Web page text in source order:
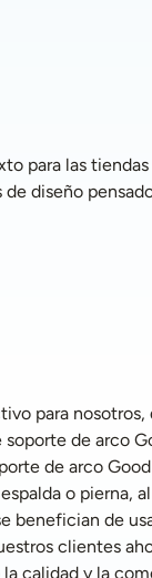
diseño
de arco
de arco
o pierna,
de
clientes
calidad y la